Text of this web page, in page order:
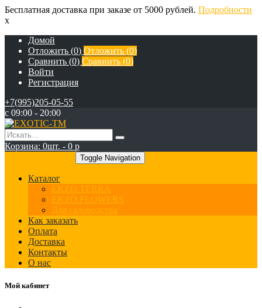
Бесплатная доставка при заказе от 5000 рублей. Подробности
x
Домой
Отложить (0) Отложить (0)
Сравнить (0) Сравнить (0)
Войти
Регистрация
+7(995)205-05-55
с 09:00 - 20:00
Корзина: 0шт. - 0 p
Toggle Navigation
Каталог
EKZO.TERRA
EKZO.FLOWERS
Для садоводства
Как заказать
Оплата
Доставка
Контакты
О нас
Мой кабинет